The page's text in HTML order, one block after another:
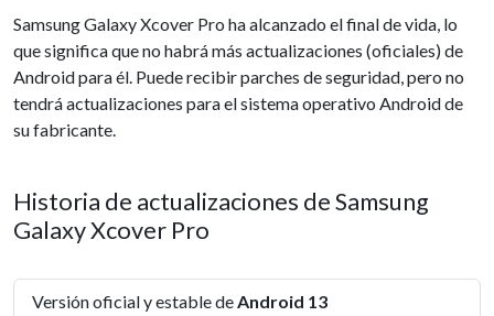
Samsung Galaxy Xcover Pro ha alcanzado el final de vida, lo
que significa que no habrá más actualizaciones (oficiales) de
Android para él. Puede recibir parches de seguridad, pero no
tendrá actualizaciones para el sistema operativo Android de
su fabricante.
Historia de actualizaciones de Samsung
Galaxy Xcover Pro
Versión oficial y estable deAndroid 13